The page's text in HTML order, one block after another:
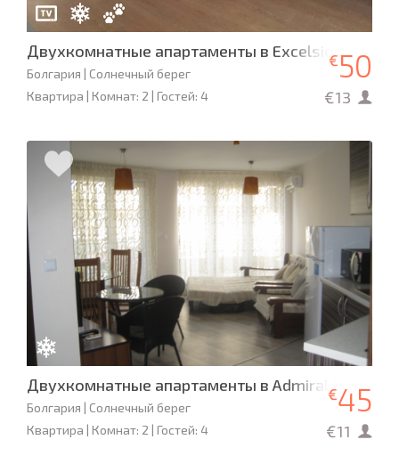
Двухкомнатные апартаменты в Excelsior 30 м
Болгария | Солнечный берег
Квартира | Комнат: 2 | Гостей: 4
€50
€13
Двухкомнатные апартаменты в Admiral Plaza
Болгария | Солнечный берег
Квартира | Комнат: 2 | Гостей: 4
€45
€11